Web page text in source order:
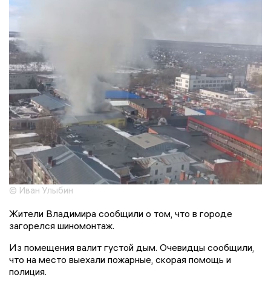
© Иван Улыбин
Жители Владимира сообщили о том, что в городе
загорелся шиномонтаж.
Из помещения валит густой дым. Очевидцы сообщили,
что на место выехали пожарные, скорая помощь и
полиция.